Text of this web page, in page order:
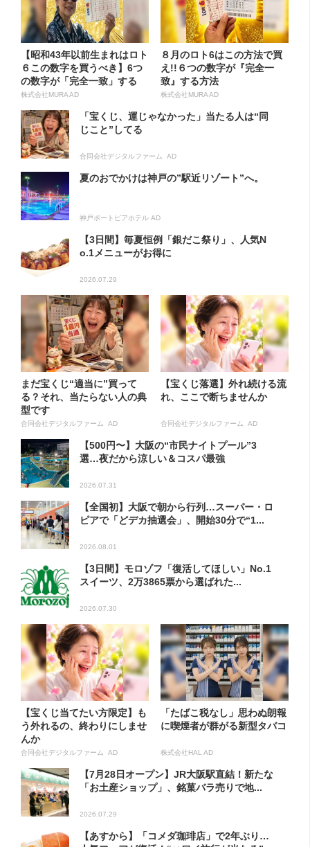
【昭和43年以前生まれはロト
６この数字を買うべき】6つ
の数字が「完全一致」する
方...
株式会社MURA AD
８月のロト6はこの方法で買
え!!６つの数字が『完全一
致』する方法
株式会社MURA AD
「宝くじ、運じゃなかった」当たる人は“同
じこと”してる
合同会社デジタルファーム AD
夏のおでかけは神戸の”駅近リゾート”へ。
神戸ポートピアホテル AD
【3日間】毎夏恒例「銀だこ祭り」、人気N
o.1メニューがお得に
2026.07.29
まだ宝くじ“適当に”買って
る？それ、当たらない人の典
型です
合同会社デジタルファーム AD
【宝くじ落選】外れ続ける流
れ、ここで断ちませんか
合同会社デジタルファーム AD
【500円〜】大阪の“市民ナイトプール”3
選…夜だから涼しい＆コスパ最強
2026.07.31
【全国初】大阪で朝から行列…スーパー・ロ
ピアで「どデカ抽選会」、開始30分で“1...
2026.08.01
【3日間】モロゾフ「復活してほしい」No.1
スイーツ、2万3865票から選ばれた...
2026.07.30
【宝くじ当てたい方限定】も
う外れるの、終わりにしませ
んか
合同会社デジタルファーム AD
「たばこ税なし」思わぬ朗報
に喫煙者が群がる新型タバコ
株式会社HAL AD
【7月28日オープン】JR大阪駅直結！新たな
「お土産ショップ」、銘菓バラ売りで地...
2026.07.29
【あすから】「コメダ珈琲店」で2年ぶり…